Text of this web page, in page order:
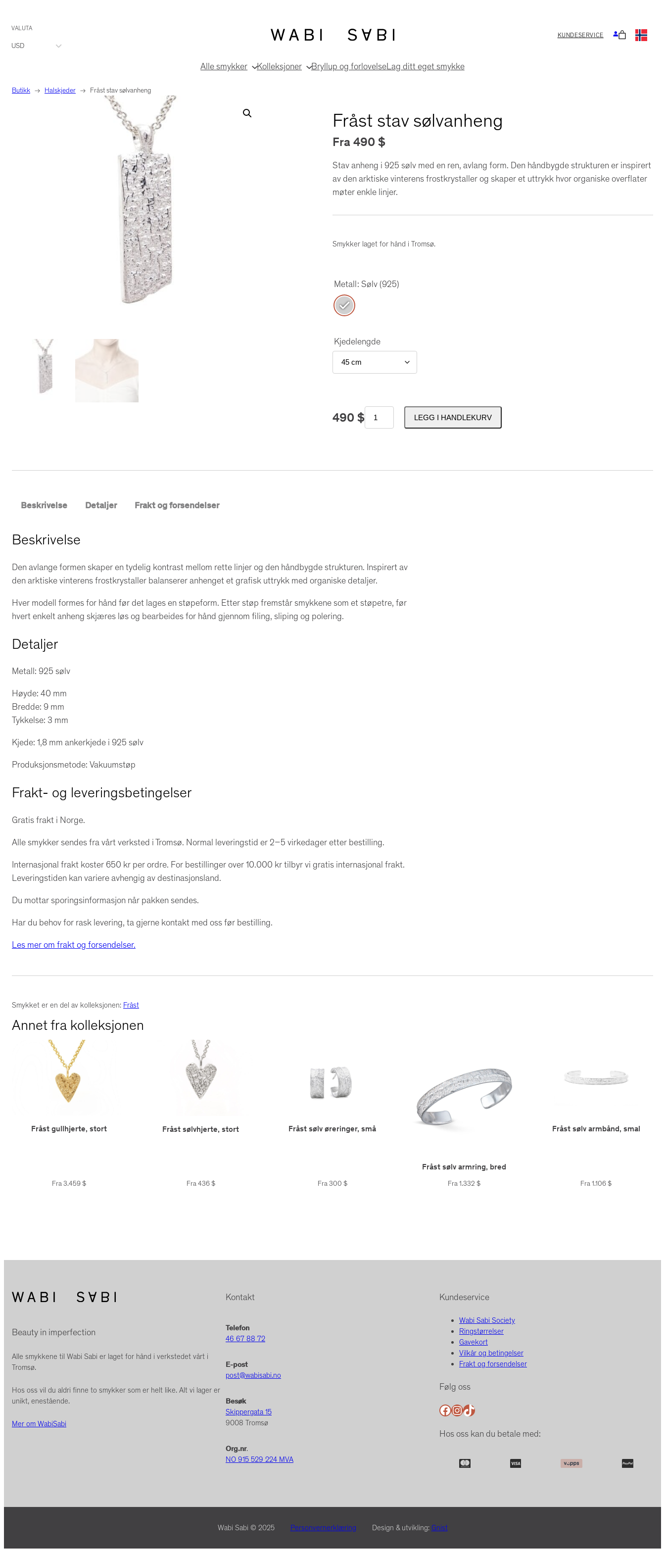
Hopp
innhold
VALUTA
USD
KUNDESERVICE
Alle smykker Kolleksjoner Bryllup og forlovelseLag ditt eget smykke
Butikk → Halskjeder → Fråst stav sølvanheng
Fråst stav sølvanheng
Fra490 $
Stav anheng i 925 sølv med en ren, avlang form. Den håndbygde strukturen er inspirert
av den arktiske vinterens frostkrystaller og skaper et uttrykk hvor organiske overflater
møter enkle linjer.
Smykker laget for hånd i Tromsø.
Metall: Sølv (925)
Kjedelengde
490 $
r
v
a
n
LEGG I HANDLEKURV
Beskrivelse Detaljer Frakt og forsendelser
Beskrivelse
Den avlange formen skaper en tydelig kontrast mellom rette linjer og den håndbygde strukturen. Inspirert av
den arktiske vinterens frostkrystaller balanserer anhenget et grafisk uttrykk med organiske detaljer.
Hver modell formes for hånd før det lages en støpeform. Etter støp fremstår smykkene som et støpetre, før
hvert enkelt anheng skjæres løs og bearbeides for hånd gjennom filing, sliping og polering.
Detaljer
Metall: 925 sølv
Høyde: 40 mm
Bredde: 9 mm
Tykkelse: 3 mm
Kjede: 1,8 mm ankerkjede i 925 sølv
Produksjonsmetode: Vakuumstøp
Frakt- og leveringsbetingelser
Gratis frakt i Norge.
Alle smykker sendes fra vårt verksted i Tromsø. Normal leveringstid er 2–5 virkedager etter bestilling.
Internasjonal frakt koster 650 kr per ordre. For bestillinger over 10.000 kr tilbyr vi gratis internasjonal frakt.
Leveringstiden kan variere avhengig av destinasjonsland.
Du mottar sporingsinformasjon når pakken sendes.
Har du behov for rask levering, ta gjerne kontakt med oss før bestilling.
Les mer om frakt og forsendelser.
Smykket er en del av kolleksjonen: Fråst
Annet fra kolleksjonen
Fråst gullhjerte, stort
Fra3.459$
Fråst sølvhjerte, stort
Fra436$
Fråst sølv øreringer, små
Fra300 $
Fråst sølv armring, bred
Fra1.332$
Fråst sølv armbånd, smal
Fra1.106$
Beauty in imperfection
Alle smykkene til Wabi Sabi er laget for hånd i verkstedet vårt i
Tromsø.
Hos oss vil du aldri finne to smykker som er helt like. Alt vi lager er
unikt, enestående.
Mer om WabiSabi
Kontakt
Telefon
46 67 88 72
E-post
post@wabisabi.no
Besøk
Skippergata 15
9008 Tromsø
Org.nr.
NO 915 529 224 MVA
Kundeservice
Wabi Sabi Society
Ringstørrelser
Gavekort
Vilkår og betingelser
Frakt og forsendelser
Følg oss
Facebook Instagram TikTok
Hos oss kan du betale med:
Wabi Sabi © 2025 Personvernerklæring Design & utvikling: Gnist